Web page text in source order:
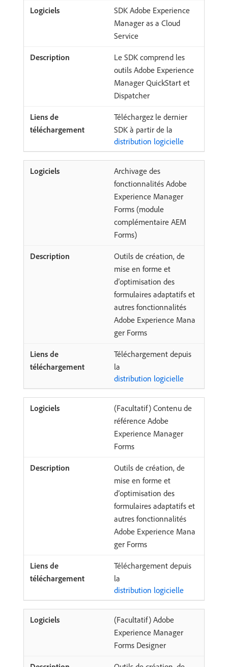
SDK Adobe Experience
Manager as a Cloud
Service
Le SDK comprend les
outils Adobe Experience
Manager QuickStart et
Dispatcher
Téléchargez le dernier
SDK à partir de la
distribution logicielle
Archivage des
fonctionnalités Adobe
Experience Manager
Forms (module
complémentaire AEM
Forms)
Outils de création, de
mise en forme et
d’optimisation des
formulaires adaptatifs et
autres fonctionnalités
Adobe Experience Mana
ger Forms
Téléchargement depuis
la
distribution logicielle
(Facultatif) Contenu de
référence Adobe
Experience Manager
Forms
Outils de création, de
mise en forme et
d’optimisation des
formulaires adaptatifs et
autres fonctionnalités
Adobe Experience Mana
ger Forms
Téléchargement depuis
la
distribution logicielle
(Facultatif) Adobe
Experience Manager
Forms Designer